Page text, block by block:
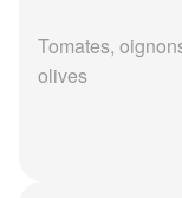
Tomates,
olives